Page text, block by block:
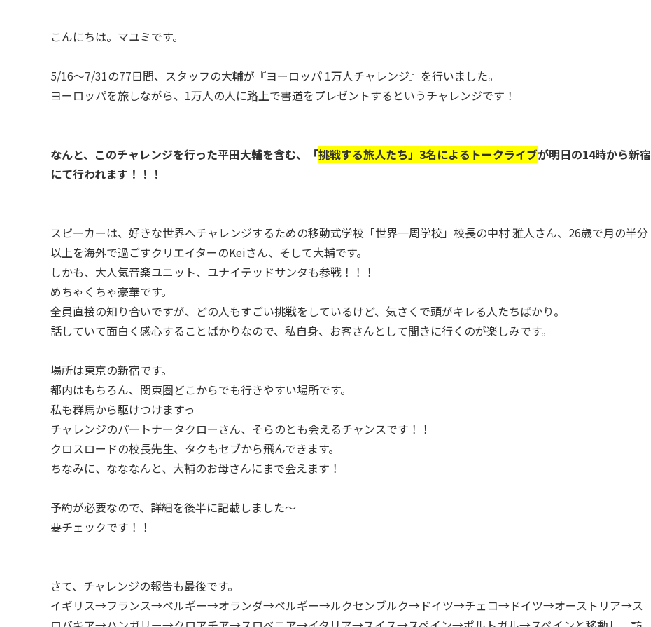
こんにちは。マユミです。
5/16〜7/31の77日間、スタッフの大輔が『ヨーロッパ 1万人チャレンジ』を行いました。
ヨーロッパを旅しながら、1万人の人に路上で書道をプレゼントするというチャレンジです！
なんと、このチャレンジを行った平田大輔を含む、「挑戦する旅人たち」3名によるトークライブが明日の14時から新宿
にて行われます！！！
スピーカーは、好きな世界へチャレンジするための移動式学校「世界一周学校」校長の中村 雅人さん、26歳で月の半分
以上を海外で過ごすクリエイターのKeiさん、そして大輔です。
しかも、大人気音楽ユニット、ユナイテッドサンタも参戦！！！
めちゃくちゃ豪華です。
全員直接の知り合いですが、どの人もすごい挑戦をしているけど、気さくで頭がキレる人たちばかり。
話していて面白く感心することばかりなので、私自身、お客さんとして聞きに行くのが楽しみです。
場所は東京の新宿です。
都内はもちろん、関東圏どこからでも行きやすい場所です。
私も群馬から駆けつけますっ
チャレンジのパートナータクローさん、そらのとも会えるチャンスです！！
クロスロードの校長先生、タクもセブから飛んできます。
ちなみに、なななんと、大輔のお母さんにまで会えます！
予約が必要なので、詳細を後半に記載しました〜
要チェックです！！
さて、チャレンジの報告も最後です。
イギリス→フランス→ベルギー→オランダ→ベルギー→ルクセンブルク→ドイツ→チェコ→ドイツ→オーストリア→ス